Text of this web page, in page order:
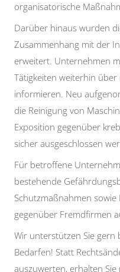
organisatorische
Darüber hinaus wurden
Zusammenhang mit der
erweitert. Unternehmen
Tätigkeiten weiterhin
informieren. Neu
die Reinigung von
Exposition gegenüber
sicher ausgeschlossen
Für betroffene
bestehende
Schutzmaßnahmen
gegenüber Fremdfirmen
Wir unterstützen Sie gern
Bedarfen! Statt
auszuwerten, erhalten Sie